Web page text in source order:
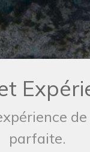
parfaite.